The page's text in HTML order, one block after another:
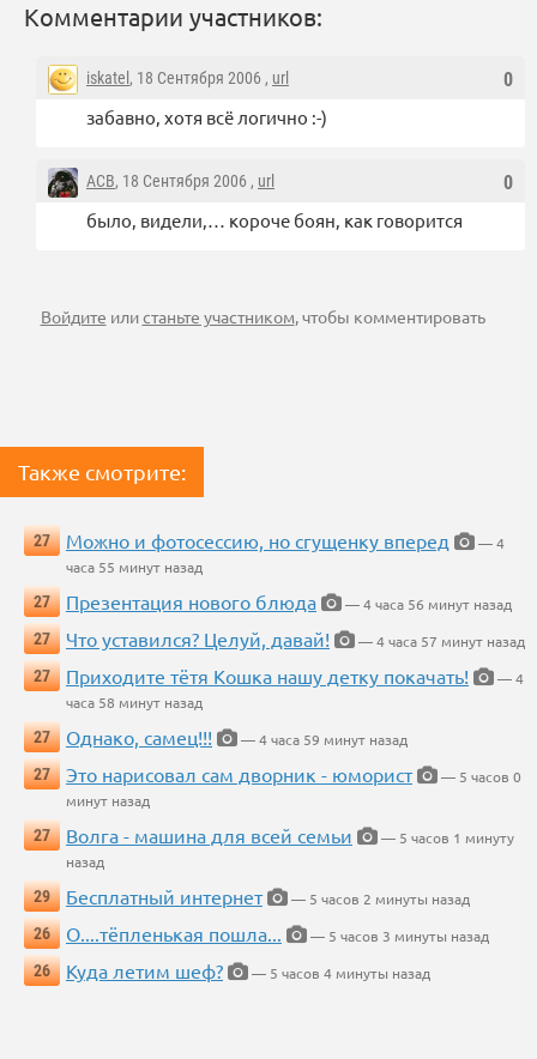
Комментарии участников:
0
iskatel , 18 Сентября 2006 , url
забавно, хотя всё логично :-)
0
ACB, 18 Сентября 2006 , url
было, видели,… короче боян, как говорится
Войдите илистаньте участником, чтобы комментировать
Также смотрите:
27 Можно и фотосессию, но сгущенку вперед
— 4
часа 55 минут назад
27
Презентация нового блюда
— 4 часа 56 минут назад
27
Что уставился? Целуй, давай!
— 4 часа 57 минут назад
27
Приходите тётя Кошка нашу детку покачать!
— 4
часа 58 минут назад
27
Однако, самец!!!
— 4 часа 59 минут назад
27
Это нарисовал сам дворник - юморист
— 5 часов 0
минут назад
27
Волга - машина для всей семьи
— 5 часов 1 минуту
назад
29
Бесплатный интернет
— 5 часов 2 минуты назад
26
О....тёпленькая пошла...
— 5 часов 3 минуты назад
26
Куда летим шеф? — 5 часов 4 минуты назад